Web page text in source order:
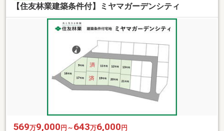
【住友林業建築条件付】ミヤマガーデンシティ
569万9,000 円～ 643万6,000 円